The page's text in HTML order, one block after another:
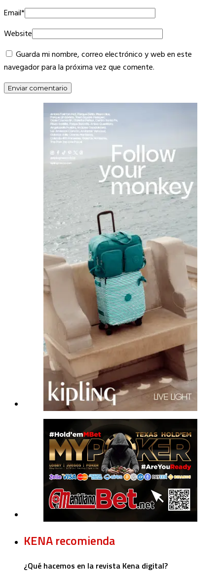
Email*
Website
Guarda mi nombre, correo electrónico y web en este
navegador para la próxima vez que comente.
KENA recomienda
¿Qué hacemos en la revista Kena digital?